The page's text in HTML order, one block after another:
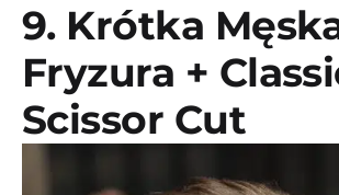
9. Krótka
Fryzura +
Scissor Cut